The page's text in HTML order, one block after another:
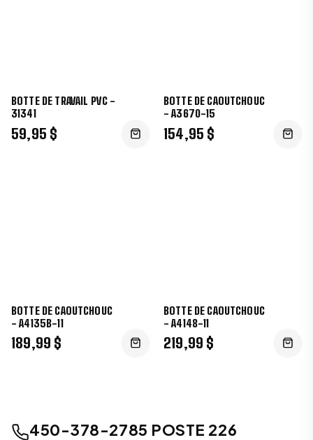
BOTTE DE TRAVAIL PVC -
31341
59,95 $
BOTTE DE CAOUTCHOUC
- A3670-15
154,95 $
BOTTE DE CAOUTCHOUC
- A4135B-11
189,99 $
BOTTE DE CAOUTCHOUC
- A4148-11
219,99 $
450-378-2785 POSTE 226